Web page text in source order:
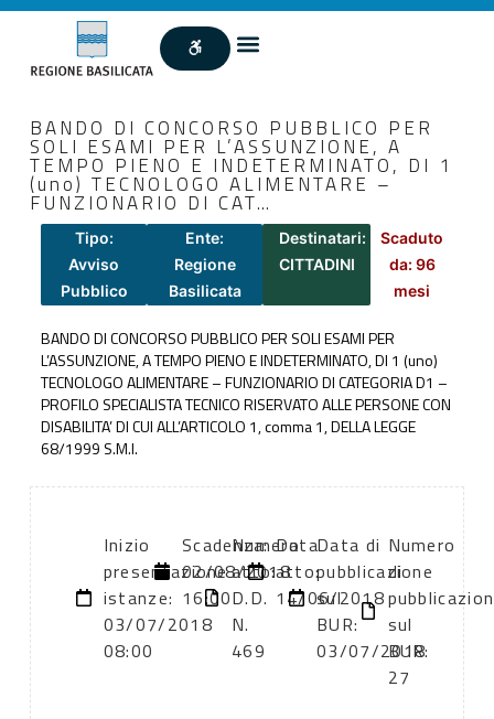
BANDO DI CONCORSO PUBBLICO PER
SOLI ESAMI PER L’ASSUNZIONE, A
TEMPO PIENO E INDETERMINATO, DI 1
(uno) TECNOLOGO ALIMENTARE –
FUNZIONARIO DI CAT…
Tipo:
Avviso
Pubblico
Ente:
Regione
Basilicata
Destinatari:
CITTADINI
Scaduto
da: 96
mesi
BANDO DI CONCORSO PUBBLICO PER SOLI ESAMI PER
L’ASSUNZIONE, A TEMPO PIENO E INDETERMINATO, DI 1 (uno)
TECNOLOGO ALIMENTARE – FUNZIONARIO DI CATEGORIA D1 –
PROFILO SPECIALISTA TECNICO RISERVATO ALLE PERSONE CON
DISABILITA’ DI CUI ALL’ARTICOLO 1, comma 1, DELLA LEGGE
68/1999 S.M.I.
Inizio
presentazione
istanze:
03/07/2018
08:00
Scadenza:
02/08/2018
16:00
Numero
atto:
D.D.
N.
469
Data
atto:
14/06/2018
Data di
pubblicazione
sul
BUR:
03/07/2018
Numero
di
sul
BUR:
27